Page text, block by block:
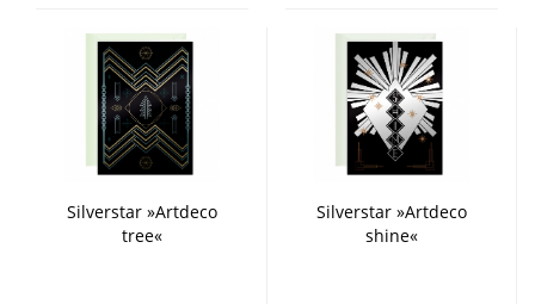
Silverstar »Artdeco
tree«
Silverstar »Artdeco
shine«